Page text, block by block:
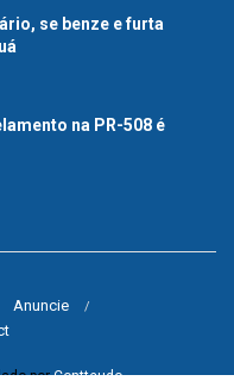
se benze e furta
na PR-508 é
Anuncie
porContteudo.